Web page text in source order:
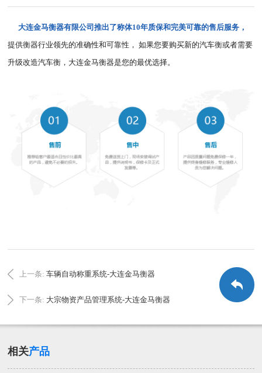
大连金马衡器有限公司推出了称体10年质保和完美可靠的售后服务，
提供衡器行业领先的准确性和可靠性， 如果您要购买新的汽车衡或者需要
升级改造汽车衡，大连金马衡器是您的最优选择。
上一条:车辆自动称重系统-大连金马衡器
下一条: 大宗物资产品管理系统-大连金马衡器
相关产品